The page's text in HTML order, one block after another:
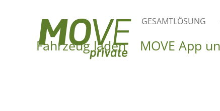
GESAMTLÖSUNG
Fahrzeug laden MOVE App